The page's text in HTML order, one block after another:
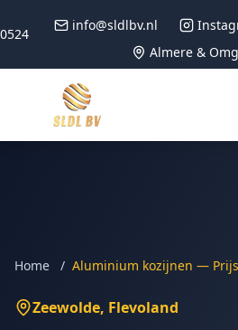
info@sldlbv.nl
Almere &
Home / Aluminium kozijnen —
Zeewolde, Flevoland